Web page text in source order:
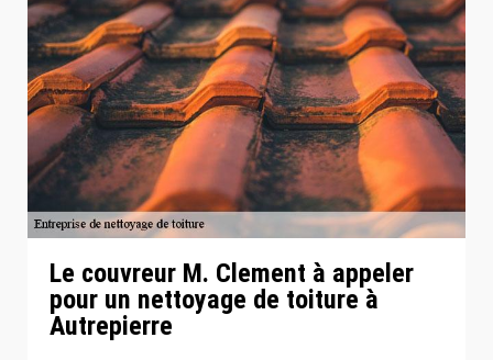
Le couvreur M. Clement à appeler
pour un nettoyage de toiture à
Autrepierre